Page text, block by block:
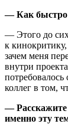
— Как быстро
— Этого до
к
зачем меня
внутри
потребовалось
коллег в том,
—
именно эту